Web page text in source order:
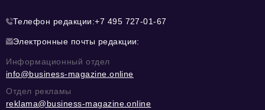
Телефон редакции:+7 495 727-01-67
Электронные почты редакции:
Информационный отдел
info@business-magazine.online
Отдел рекламы
reklama@business-magazine.online